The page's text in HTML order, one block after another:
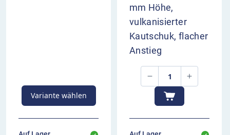
Variante wählen
mm Höhe,
vulkanisierter
Kautschuk, flacher
Anstieg